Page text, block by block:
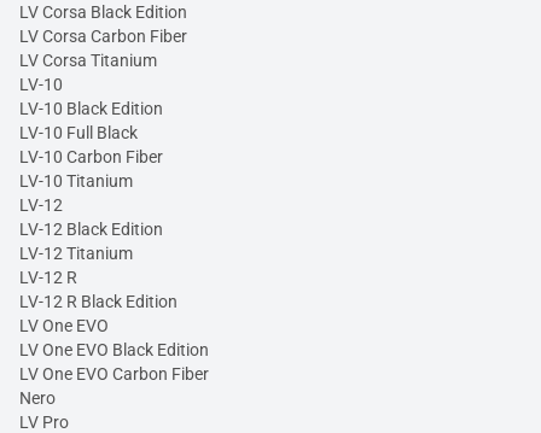
LV Corsa Black Edition
LV Corsa Carbon Fiber
LV Corsa Titanium
LV-10
LV-10 Black Edition
LV-10 Full Black
LV-10 Carbon Fiber
LV-10 Titanium
LV-12
LV-12 Black Edition
LV-12 Titanium
LV-12 R
LV-12 R Black Edition
LV One EVO
LV One EVO Black Edition
LV One EVO Carbon Fiber
Nero
LV Pro